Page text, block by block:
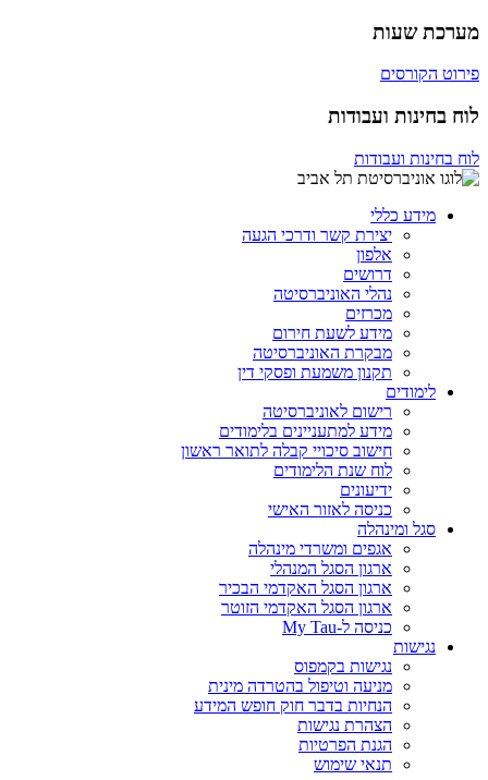
מערכת שעות
פירוט הקורסים
לוח בחינות ועבודות
לוח בחינות ועבודות
מידע כללי
יצירת קשר ודרכי הגעה
אלפון
דרושים
נהלי האוניברסיטה
מכרזים
מידע לשעת חירום
מבקרת האוניברסיטה
תקנון משמעת ופסקי דין
לימודים
רישום לאוניברסיטה
מידע למתעניינים בלימודים
חישוב סיכויי קבלה לתואר ראשון
לוח שנת הלימודים
ידיעונים
כניסה לאזור האישי
סגל ומינהלה
אגפים ומשרדי מינהלה
ארגון הסגל המנהלי
ארגון הסגל האקדמי הבכיר
ארגון הסגל האקדמי הזוטר
כניסה ל-My Tau
נגישות
נגישות בקמפוס
מניעה וטיפול בהטרדה מינית
הנחיות בדבר חוק חופש המידע
הצהרת נגישות
הגנת הפרטיות
תנאי שימוש